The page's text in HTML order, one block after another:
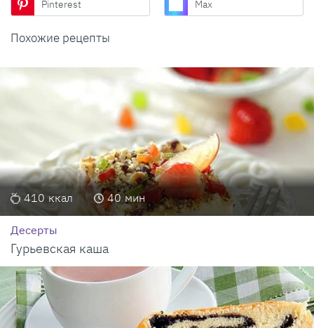
Pinterest Max
Похожие рецепты
410 ккал 40 мин
Десерты
Гурьевская каша